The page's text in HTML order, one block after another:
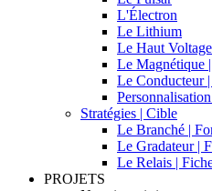
L'Électron
Le Lithium
Le Haut Voltage
Le Magnétique
Le Conducteur
Stratégies | Cible
Le Branché |
Le Gradateur |
Le Relais |
PROJETS